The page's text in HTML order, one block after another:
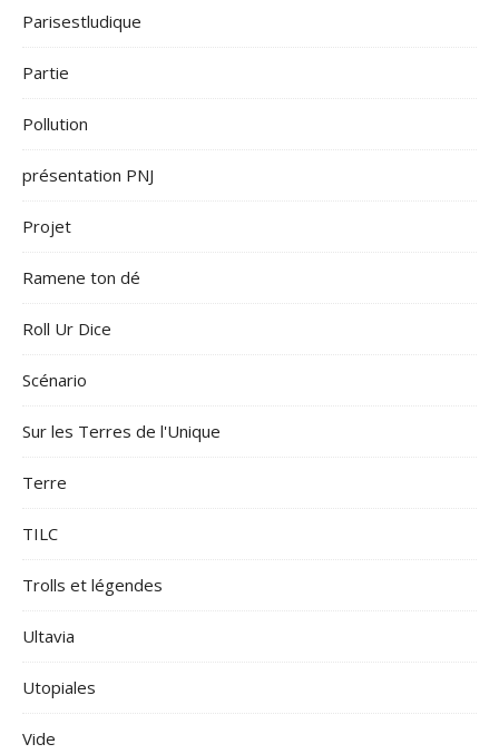
Parisestludique
Partie
Pollution
présentation PNJ
Projet
Ramene ton dé
Roll Ur Dice
Scénario
Sur les Terres de l'Unique
Terre
TILC
Trolls et légendes
Ultavia
Utopiales
Vide